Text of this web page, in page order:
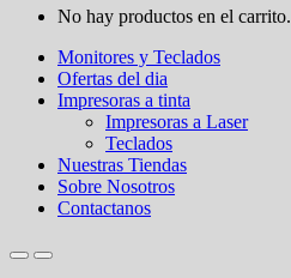
No hay productos en el carrito.
Monitores y Teclados
Ofertas del dia
Impresoras a tinta
Impresoras a Laser
Teclados
Nuestras Tiendas
Sobre Nosotros
Contactanos